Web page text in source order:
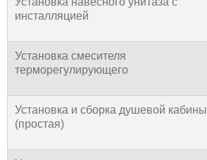
инсталляцией
Установка смесителя
терморегулирующего
Установка и сборка душевой кабины
(простая)